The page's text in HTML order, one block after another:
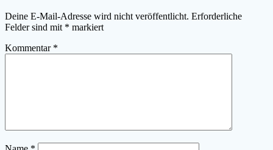
Deine E-Mail-Adresse wird nicht veröffentlicht. Erforderliche
Felder sind mit * markiert
Kommentar *